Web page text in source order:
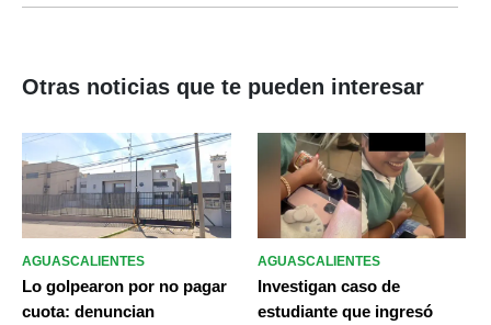
Otras noticias que te pueden interesar
AGUASCALIENTES
Lo golpearon por no pagar
cuota: denuncian
AGUASCALIENTES
Investigan caso de
estudiante que ingresó